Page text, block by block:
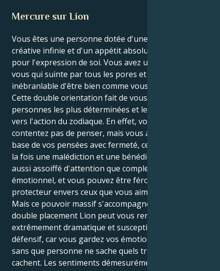
Mercure sur Lion
Vous êtes une personne dotée d'une énergie
créative infinie et d'un appétit absolument rageur
pour l'expression de soi. Vous avez une confiance en
vous qui suinte par tous les pores et un sentiment
inébranlable d'être bien comme vous êtes.
Cette double orientation fait de vous l'une des
personnes les plus déterminées et les plus orientées
vers l'action du zodiaque. En effet, vous ne vous
contentez pas de penser, mais vous agissez sur la
base de vos pensées avec fermeté, ce qui peut être à
la fois une malédiction et une bénédiction. Vous êtes
aussi assoiffé d'attention que complexe sur le plan
émotionnel, et vous pouvez être férocement loyal et
protecteur envers ceux que vous aimez vraiment.
Mais ce pouvoir massif s'accompagne de défis. Ce
double placement Lion peut vous rendre
extrêmement dramatique et susceptible d'être
défensif, car vous gardez vos émotions secrètes,
sans que personne ne sache quels trésors elles
cachent. Les sentiments démesurément passionnés